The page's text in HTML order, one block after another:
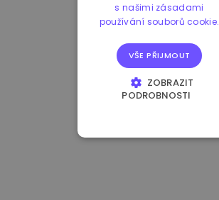
s našimi zásadami
používání souborů cookie.
VŠE PŘIJMOUT
ZOBRAZIT
PODROBNOSTI